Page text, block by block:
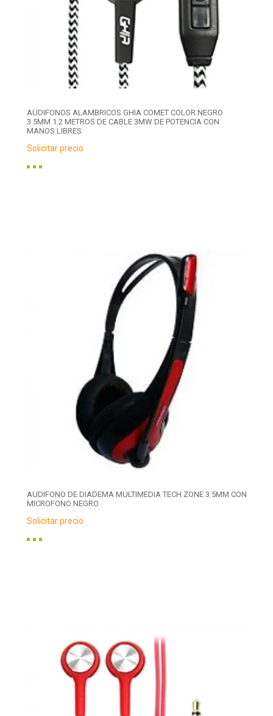
AUDIFONOS ALAMBRICOS GHIA COMET COLOR NEGRO
3.5MM 1.2 METROS DE CABLE 3MW DE POTENCIA CON
MANOS LIBRES
Solicitar precio
AUDIFONO DE DIADEMA MULTIMEDIA TECH ZONE 3.5MM CON
MICROFONO NEGRO
Solicitar precio